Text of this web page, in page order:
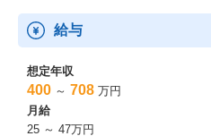
給与
想定年収
400 ～ 708 万円
月給
25 ～ 47万円